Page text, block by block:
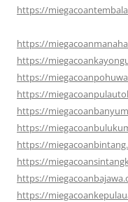
https://
https://
https://
https://
https://
https://
https://
https://
https://
https://
https://